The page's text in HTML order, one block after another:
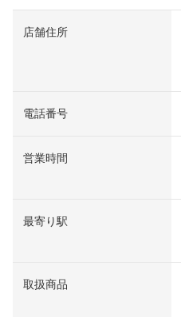
店舗住所
電話番号
営業時間
最寄り駅
取扱商品